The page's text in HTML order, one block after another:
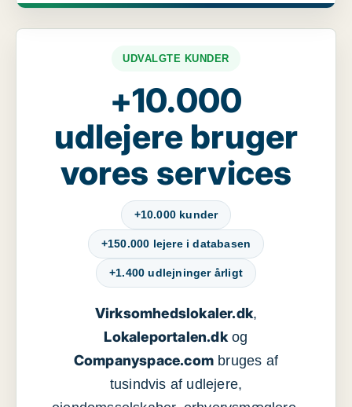
UDVALGTE KUNDER
+10.000
udlejere bruger
vores services
+10.000 kunder
+150.000 lejere i databasen
+1.400 udlejninger årligt
Virksomhedslokaler.dk,
Lokaleportalen.dkog
Companyspace.com bruges af
tusindvis af udlejere,